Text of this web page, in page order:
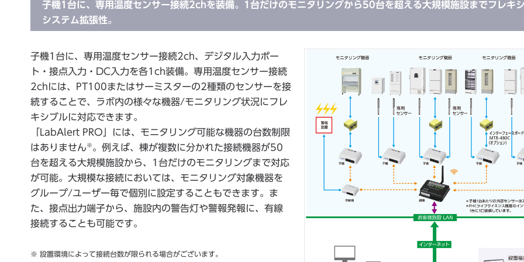
子機1台に、専用温度センサー接続2chを装備。1台だけのモニタリングから50台を超える大規模施設までフレキ
システム拡張性。
子機1台に、専用温度センサー接続2ch、デジタル入力ポー
ト・接点入力・DC入力を各1ch装備。専用温度センサー接続
2chには、PT100またはサーミスターの2種類のセンサーを接
続することで、ラボ内の様々な機器/モニタリング状況にフレ
キシブルに対応できます。
「LabAlert PRO」には、モニタリング可能な機器の台数制限
はありません ※ 。例えば、棟が複数に分かれた接続機器が50
台を超える大規模施設から、1台だけのモニタリングまで対応
が可能。大規模な接続においては、モニタリング対象機器を
グループ/ユーザー毎で個別に設定することもできます。ま
た、接点出力端子から、施設内の警告灯や警報発報に、有線
接続することも可能です。
※ 設置環境によって接続台数が限られる場合がございます。